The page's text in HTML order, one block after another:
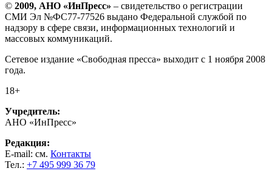
© 2009, АНО «ИнПресс» – свидетельство о регистрации
СМИ Эл №ФС77-77526 выдано Федеральной службой по
надзору в сфере связи, информационных технологий и
массовых коммуникаций.
Сетевое издание «Свободная пресса» выходит с 1 ноября 2008
года.
18+
Учредитель:
АНО «ИнПресс»
Редакция:
E-mail: см. Контакты
Тел.: +7 495 999 36 79